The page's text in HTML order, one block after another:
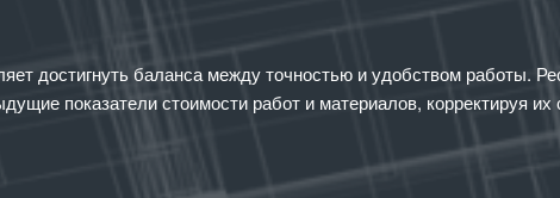
достигнуть баланса между точностью и удобством работы.
показатели стоимости работ и материалов, корректируя